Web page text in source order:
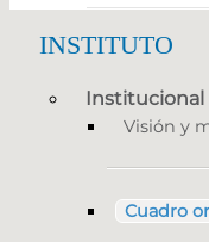
INSTITUTO
Institucional
Visión y
Cuadro